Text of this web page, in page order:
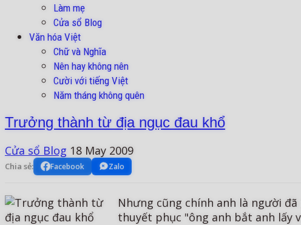
Làm mẹ
Cửa sổ Blog
Văn hóa Việt
Chữ và Nghĩa
Nên hay không nên
Cười với tiếng Việt
Năm tháng không quên
Trưởng thành từ địa ngục đau khổ
Cửa sổ Blog 18 May 2009
Chia sẻ: Facebook Zalo
Nhưng cũng chính anh là người
thuyết phục "ông anh bắt anh lấy